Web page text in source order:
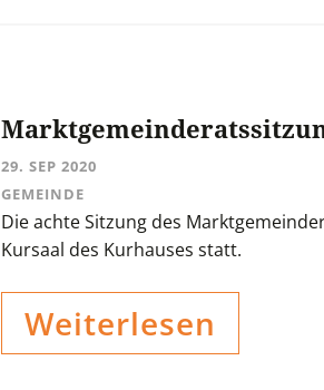
29. SEP 2020
GEMEINDE
Die achte Sitzung des
Kursaal des Kurhauses statt.
Weiterlesen